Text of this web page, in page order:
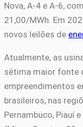
Nova, A-4 e A-6,
21,00/MWh. Em
novos leilões de
Atualmente, as
sétima maior fonte
empreendimentos
brasileiros, nas
Pernambuco, Piauí